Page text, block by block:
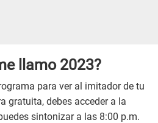
llamo 2023?
para ver al imitador de tu
gratuita, debes acceder a la
sintonizar a las 8:00 p.m.